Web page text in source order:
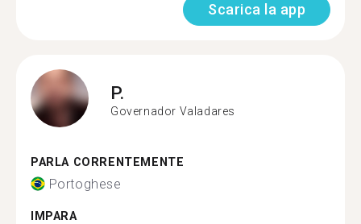
Scarica la app
P.
Governador Valadares
PARLA CORRENTEMENTE
Portoghese
IMPARA